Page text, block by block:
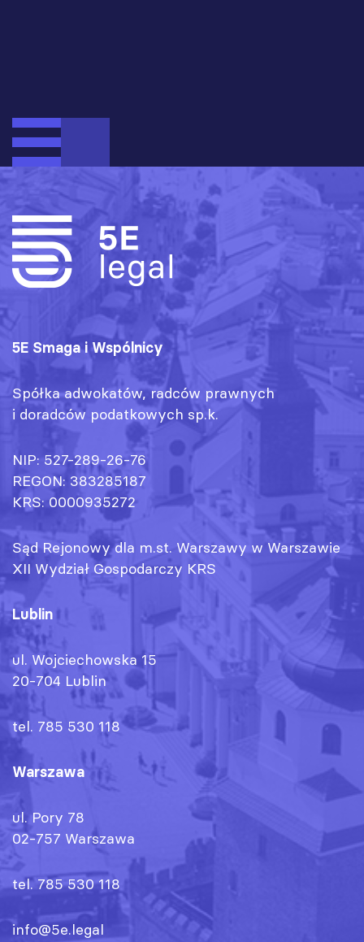
5E Smaga i Wspólnicy
Spółka adwokatów, radców prawnych
i doradców podatkowych sp.k.
NIP: 527-289-26-76
REGON: 383285187
KRS: 0000935272
Sąd Rejonowy dla m.st. Warszawy w Warszawie
XII Wydział Gospodarczy KRS
Lublin
ul. Wojciechowska 15
20-704 Lublin
tel. 785 530 118
Warszawa
ul. Pory 78
02-757 Warszawa
tel. 785 530 118
info@5e.legal